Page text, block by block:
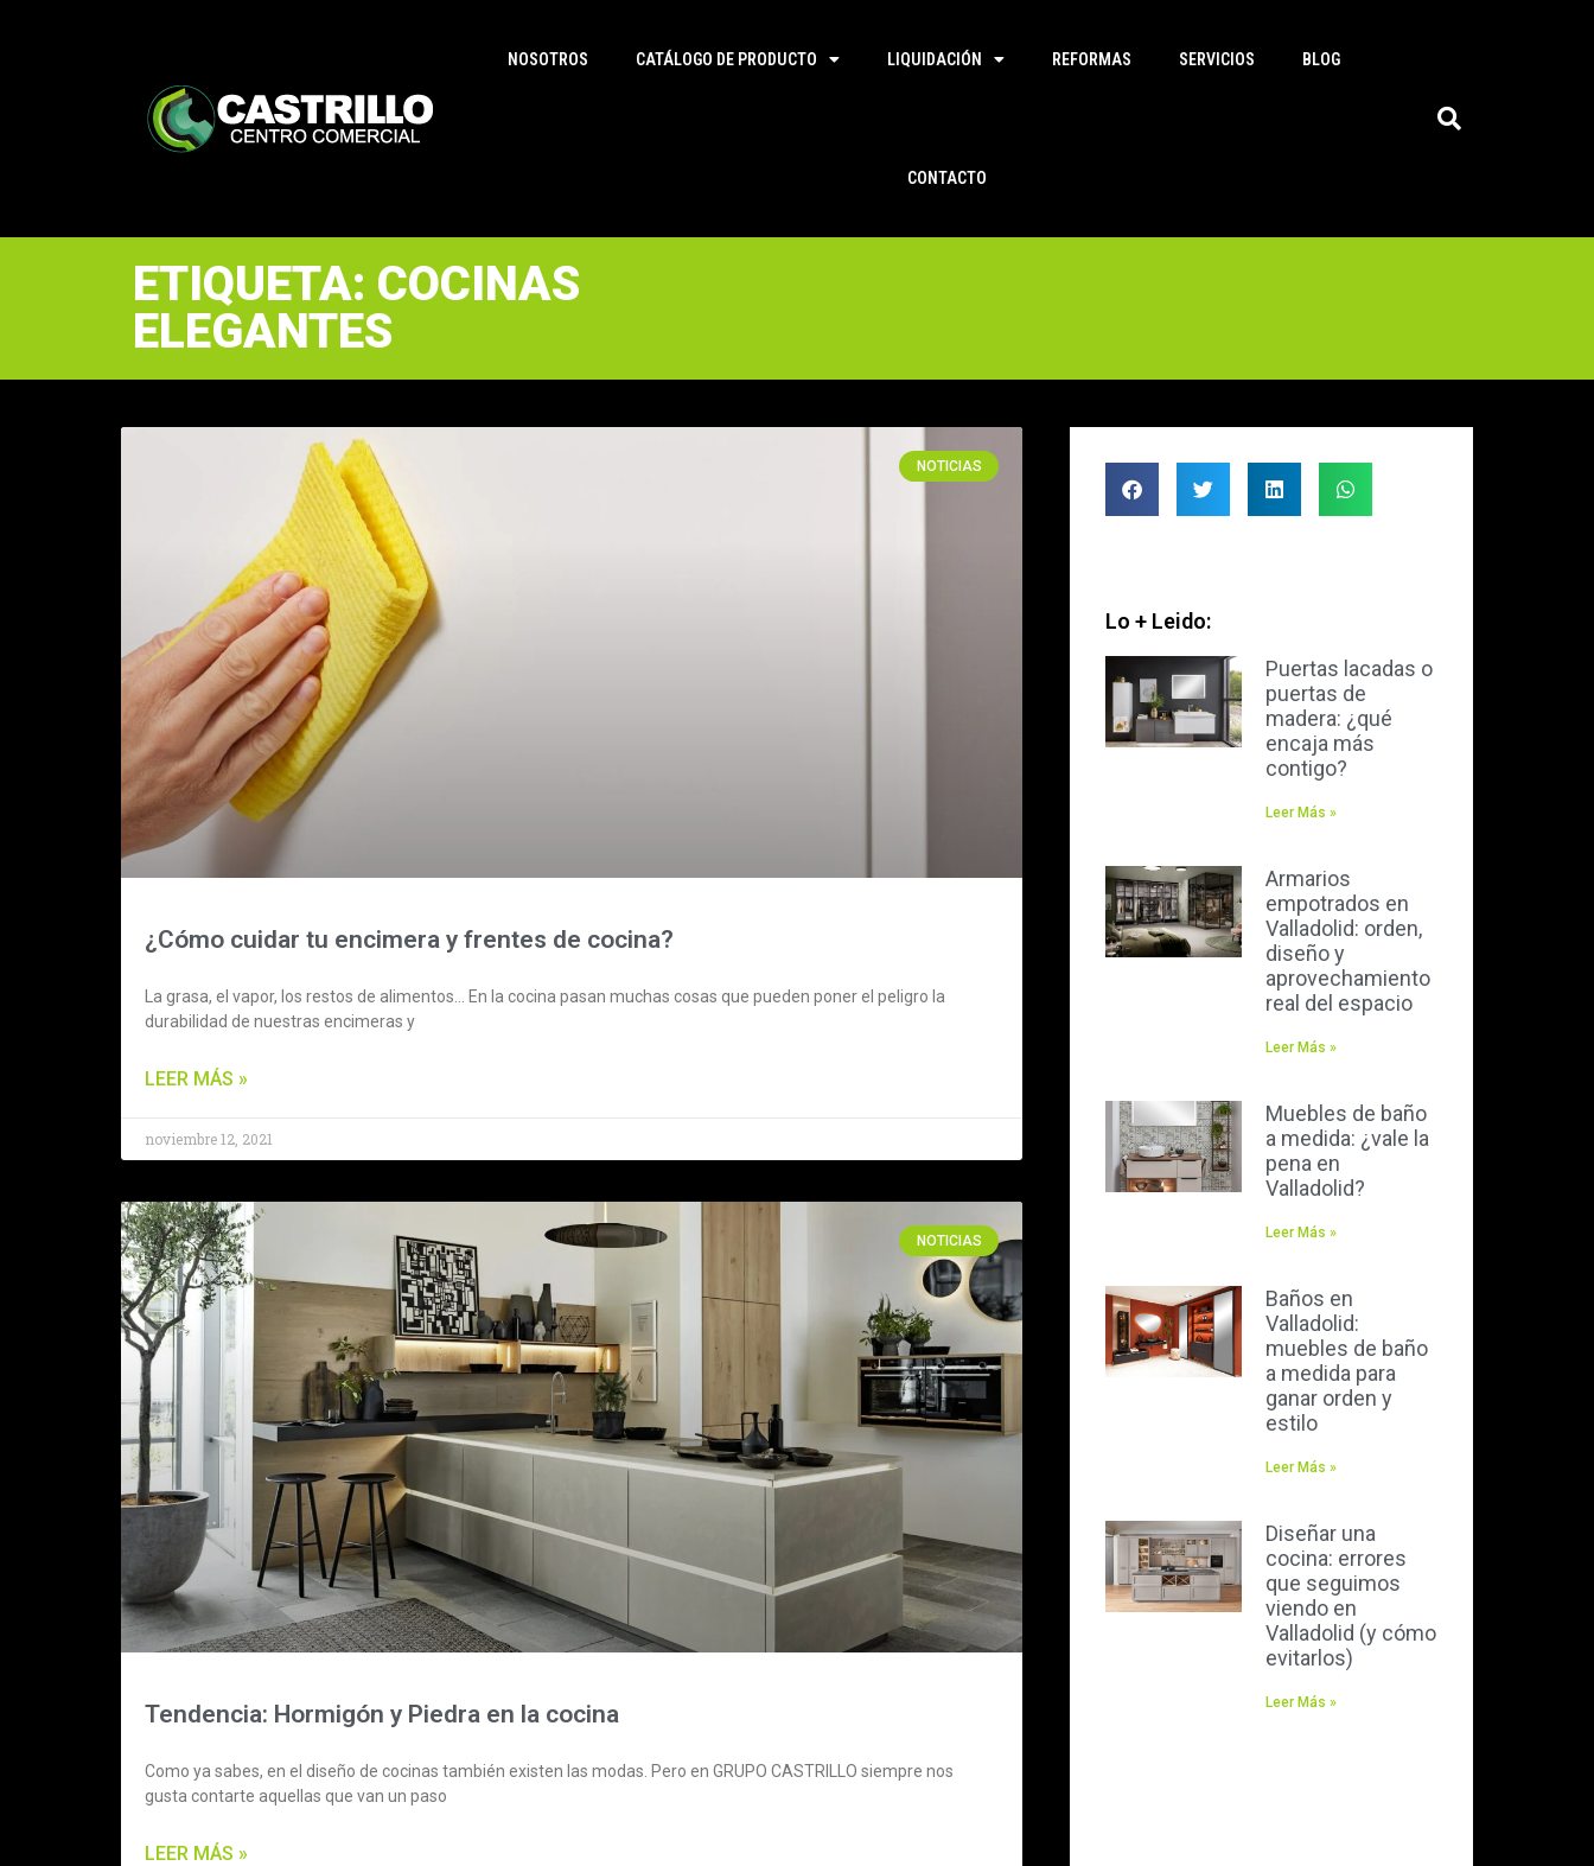
NOSOTROS CATÁLOGO DE PRODUCTO LIQUIDACIÓN REFORMAS SERVICIOS BLOG
CONTACTO
ETIQUETA: COCINAS
ELEGANTES
NOTICIAS
¿Cómo cuidar tu encimera y frentes de cocina?
La grasa, el vapor, los restos de alimentos… En la cocina pasan muchas cosas que pueden poner el peligro la
durabilidad de nuestras encimeras y
LEER MÁS »
noviembre 12, 2021
NOTICIAS
Tendencia: Hormigón y Piedra en la cocina
Como ya sabes, en el diseño de cocinas también existen las modas. Pero en GRUPO CASTRILLO siempre nos
gusta contarte aquellas que van un paso
LEER MÁS »
Lo + Leido:
Puertas lacadas o
puertas de
madera: ¿qué
encaja más
contigo?
Leer Más »
Armarios
empotrados en
Valladolid: orden,
diseño y
aprovechamiento
real del espacio
Leer Más »
Muebles de baño
a medida: ¿vale la
pena en
Valladolid?
Leer Más »
Baños en
Valladolid:
muebles de baño
a medida para
ganar orden y
estilo
Leer Más »
Diseñar una
cocina: errores
que seguimos
viendo en
Valladolid (y cómo
evitarlos)
Leer Más »